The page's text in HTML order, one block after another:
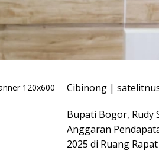
Cibinong |
Bupati Bogor, Rudy
Anggaran
2025 di Ruang